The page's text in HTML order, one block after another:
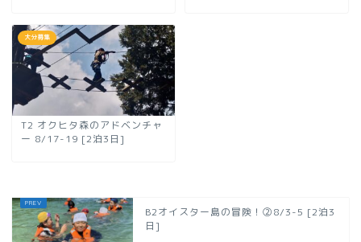
大分募集
T2 オクヒタ森のアドベンチャ
ー 8/17-19 [2泊3日]
B2オイスター島の冒険！②8/3-5 [2泊3
日]